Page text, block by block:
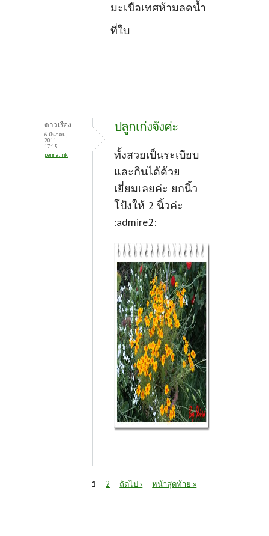
มะเขือเทศห้ามลดน้ำ
ที่ใบ
ดาวเรือง
6 มีนาคม,
2011 -
17:15
permalink
ปลูกเก่งจังค่ะ
ทั้งสวยเป็นระเบียบ
และกินได้ด้วย
เยี่ยมเลยค่ะ ยกนิ้ว
โป้งให้ 2 นิ้วค่ะ
:admire2:
1 2 ถัดไป › หน้าสุดท้าย »